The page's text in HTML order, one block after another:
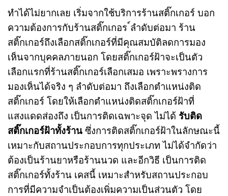
ทำได้ไม่ยากเลย เริ่มจากใช้บริการร้านสติ๊กเกอร์ บอก
ความต้องการกับร้านสติ๊กเกอร ์ลำดับต่อมา ร้าน
สติ๊กเกอร์ถึงเลือกสติ๊กเกอร์ที่มีคุณสมบัติลดการมอง
เห็นจากบุคคลภายนอก โดยสติ๊กเกอร์ฝ้าจะเป็นตัว
เลือกแรกที่ร้านสติ๊กเกอร์เลือกเสมอ เพราะพรางการ
มองเห็นได้จริง ๆ ลำดับต่อมา ถึงเลือกตำแหน่งติด
สติ๊กเกอร์ โดยให้เลือกตำแหน่งติดสติ๊กเกอร์ฝ้าที่
แสงแดดส่องถึง เป็นการติดเฉพาะจุด ไม่ได้ รับติด
สติ๊กเกอร์ฝ้าทั้งร้าน ซึ่งการติดสติ๊กเกอร์ฝ้าในลักษณะนี้
เหมาะกับสถานประกอบการทุกประเภท ไม่ได้จำกัดว่า
ต้องเป็นร้านยาหรือร้านนวด และอีกวิธี เป็นการติด
สติ๊กเกอร์ทั้งร้าน เคสนี้ เหมาะสำหรับสถานประกอบ
การที่มีความจำเป็นต้องเพิ่มความเป็นส่วนตัว โดย